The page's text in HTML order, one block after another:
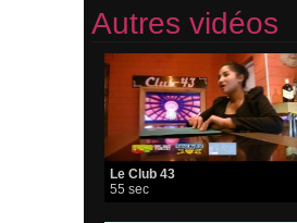
Autres vidéos
Le Club 43
55 sec